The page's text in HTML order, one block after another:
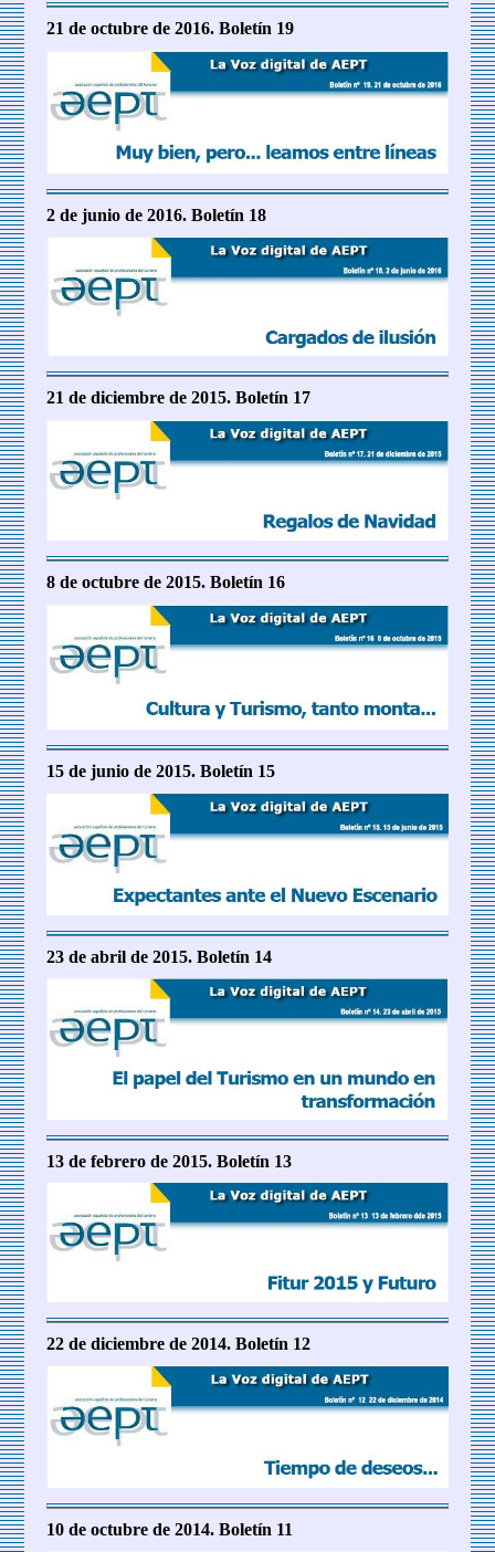
21 de octubre de 2016. Boletín 19
2 de junio de 2016. Boletín 18
21 de diciembre de 2015. Boletín 17
8 de octubre de 2015. Boletín 16
15 de junio de 2015. Boletín 15
23 de abril de 2015. Boletín 14
13 de febrero de 2015. Boletín 13
22 de diciembre de 2014. Boletín 12
10 de octubre de 2014. Boletín 11